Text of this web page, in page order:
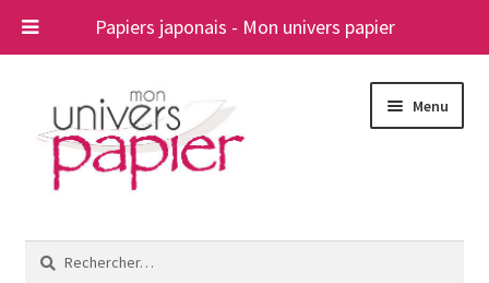
Papiers japonais - Mon univers papier
navigation
contenu
Menu
le
Rechercher :